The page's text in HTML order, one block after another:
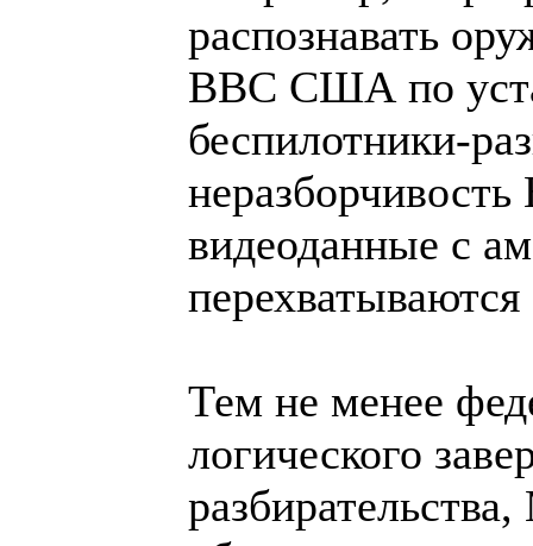
распознавать
ВВС США по
беспилотники-
видеоданные с
Тем не менее
логического